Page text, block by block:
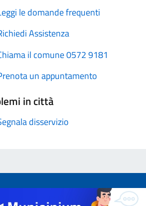
le domande frequenti
Assistenza
il comune 0572 9181
un appuntamento
in città
disservizio